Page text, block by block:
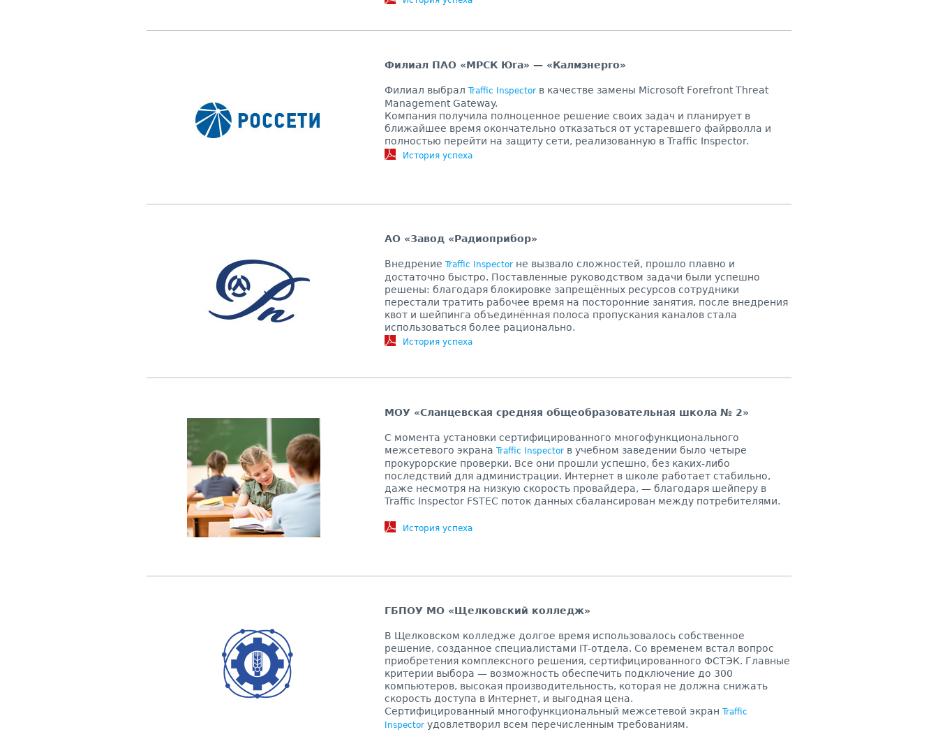
Филиал ПАО «МРСК Юга» — «Калмэнерго»
Филиал выбрал Traffic Inspector в качестве замены Microsoft Forefront Threat
Management Gateway.
Компания получила полноценное решение своих задач и планирует в
ближайшее время окончательно отказаться от устаревшего файрволла и
полностью перейти на защиту сети, реализованную в Traffic Inspector.
История успеха
АО «Завод «Радиоприбор»
Внедрение Traffic Inspector не вызвало сложностей, прошло плавно и
достаточно быстро. Поставленные руководством задачи были успешно
решены: благодаря блокировке запрещённых ресурсов сотрудники
перестали тратить рабочее время на посторонние занятия, после внедрения
квот и шейпинга объединённая полоса пропускания каналов стала
использоваться более рационально.
История успеха
МОУ «Сланцевская средняя общеобразовательная школа № 2»
С момента установки сертифицированного многофункционального
межсетевого экрана Traffic Inspector в учебном заведении было четыре
прокурорские проверки. Все они прошли успешно, без каких-либо
последствий для администрации. Интернет в школе работает стабильно,
даже несмотря на низкую скорость провайдера, — благодаря шейперу в
Traffic Inspector FSTEC поток данных сбалансирован между потребителями.
История успеха
ГБПОУ МО «Щелковский колледж»
В Щелковском колледже долгое время использовалось собственное
решение, созданное специалистами IT-отдела. Со временем встал вопрос
приобретения комплексного решения, сертифицированного ФСТЭК. Главные
критерии выбора — возможность обеспечить подключение до 300
компьютеров, высокая производительность, которая не должна снижать
скорость доступа в Интернет, и выгодная цена.
Сертифицированный многофункциональный межсетевой экран Traffic
Inspector удовлетворил всем перечисленным требованиям.